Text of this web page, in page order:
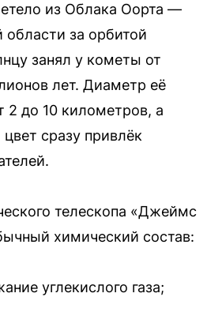
из Облака Оорта —
области за орбитой
занял у кометы от
лет. Диаметр её
2 до 10 километров, а
сразу привлёк
телескопа «Джеймс
химический состав:
углекислого газа;